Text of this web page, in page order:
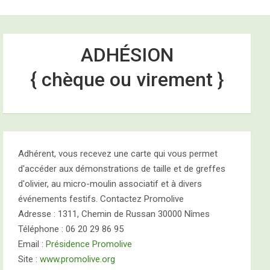
ADHÉSION
{ chèque ou virement }
Adhérent, vous recevez une carte qui vous permet
d'accéder aux démonstrations de taille et de greffes
d'olivier, au micro-moulin associatif et à divers
événements festifs. Contactez Promolive
Adresse : 1311, Chemin de Russan 30000 Nîmes
Téléphone : 06 20 29 86 95
Email :Présidence Promolive
Site :www.promolive.org